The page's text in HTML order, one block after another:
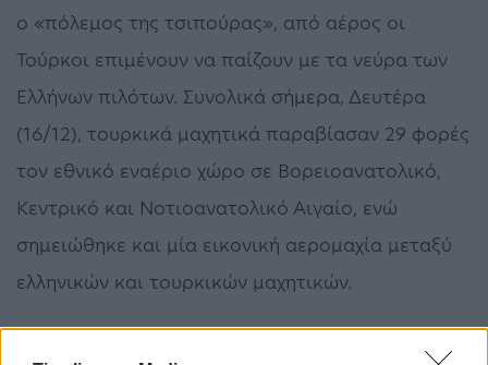
ο «πόλεμος της τσιπούρας», από αέρος οι
Τούρκοι επιμένουν να παίζουν με τα νεύρα των
Ελλήνων πιλότων. Συνολικά σήμερα, Δευτέρα
(16/12), τουρκικά μαχητικά παραβίασαν 29 φορές
τον εθνικό εναέριο χώρο σε Βορειοανατολικό,
Κεντρικό και Νοτιοανατολικό Αιγαίο, ενώ
σημειώθηκε και μία εικονική αερομαχία μεταξύ
ελληνικών και τουρκικών μαχητικών.
Τα συνολικά πέντε τουρκικά αεροσκάφη